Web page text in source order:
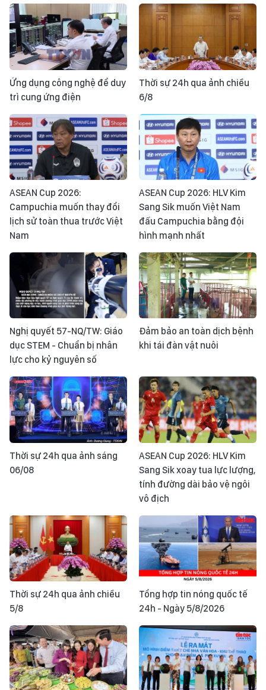
Ứng dụng công nghệ để duy
trì cung ứng điện
Thời sự 24h qua ảnh chiều
6/8
ASEAN Cup 2026:
Campuchia muốn thay đổi
lịch sử toàn thua trước Việt
Nam
ASEAN Cup 2026: HLV Kim
Sang Sik muốn Việt Nam
đấu Campuchia bằng đội
hình mạnh nhất
Nghị quyết 57-NQ/TW: Giáo
dục STEM - Chuẩn bị nhân
lực cho kỷ nguyên số
Đảm bảo an toàn dịch bệnh
khi tái đàn vật nuôi
Thời sự 24h qua ảnh sáng
06/08
ASEAN Cup 2026: HLV Kim
Sang Sik xoay tua lực lượng,
tính đường dài bảo vệ ngôi
vô địch
Thời sự 24h qua ảnh chiều
5/8
Tổng hợp tin nóng quốc tế
24h - Ngày 5/8/2026